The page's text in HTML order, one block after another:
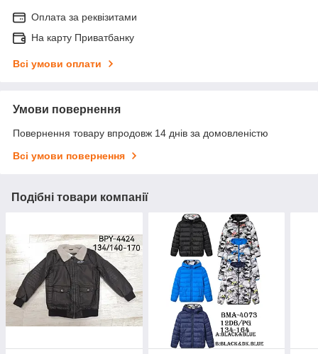
Оплата за реквізитами
На карту Приватбанку
Всі умови оплати
Умови повернення
Повернення товару впродовж 14 днів за домовленістю
Всі умови повернення
Подібні товари компанії